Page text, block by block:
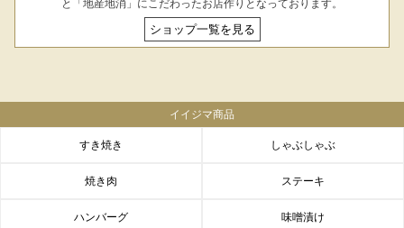
と「地産地消」にこだわったお店作りとなっております。
ショップ一覧を見る
イイジマ商品
すき焼き しゃぶしゃぶ
焼き肉 ステーキ
ハンバーグ 味噌漬け